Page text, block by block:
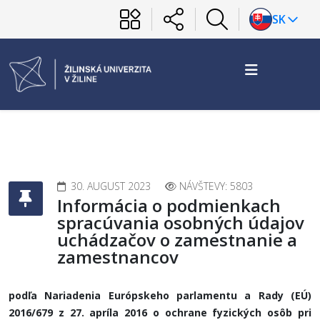
SK
30. AUGUST 2023 NÁVŠTEVY: 5803
Informácia o podmienkach
spracúvania osobných údajov
uchádzačov o zamestnanie a
zamestnancov
podľa Nariadenia Európskeho parlamentu a Rady (EÚ)
2016/679 z 27. apríla 2016 o ochrane fyzických osôb pri